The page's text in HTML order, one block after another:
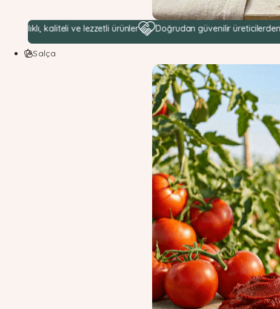
kaliteli ve lezzetli ürünler Doğrudan güvenilir üreticilerden
Salça